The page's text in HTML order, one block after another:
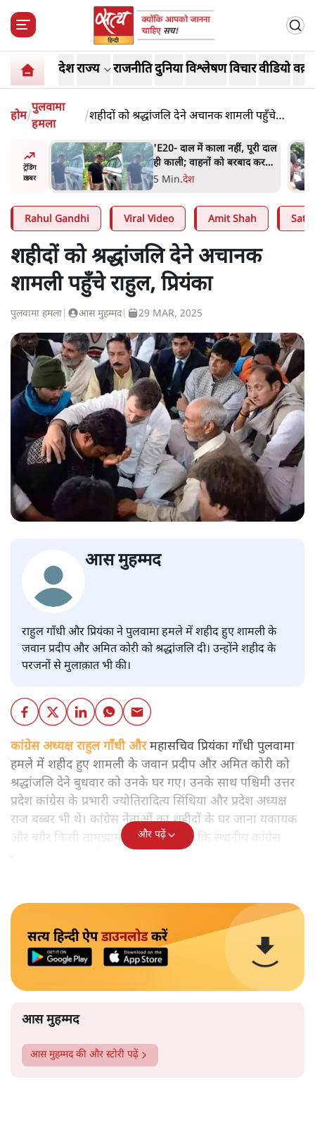
देशराज्य राजनीतिदुनियाविश्लेषणविचारवीडियो
होम/
पुलवामा
हमला
/शहीदों को श्रद्धांजलि देने अचानक शामली पहुँचे
ट्रेंडिंग
ख़बर
'E20- दाल में काला नहीं, पूरी दाल
ही काली; वाहनों को बरबाद कर
रहा है इथेनॉल': राहुल
5 Min.देश
Rahul Gandhi Viral Video Amit Shah
शहीदों को श्रद्धांजलि देने अचानक
शामली पहुँचे राहुल, प्रियंका
पुलवामा हमला आस मुहम्मद| 29 MAR, 2025
आस मुहम्मद
राहुल गाँधी और प्रियंका ने पुलवामा हमले में शहीद हुए शामली के
जवान प्रदीप और अमित कोरी को श्रद्धांजलि दी। उन्होंने शहीद के
परजनों से मुलाक़ात भी की।
कांग्रेस अध्यक्ष राहुल गाँधी औरमहासचिव प्रियंका गाँधी पुलवामा
हमले में शहीद हुए शामली के जवान प्रदीप और अमित कोरी को
श्रद्धांजलि देने बुधवार को उनके घर गए। उनके साथ पश्चिमी उत्तर
प्रदेश कांग्रेस के प्रभारी ज्योतिरादित्य सिंधिया और प्रदेश अध्यक्ष
राज बब्बर भी थे। कांग्रेस नेताओं का शहीदों के घर जाना यकायक
और बग़ैर किसी तामझाम के था, यहाँ तक कि स्थानीय कांग्रेस
नेताओं को भी इसकी जानकारी नहीं थी।
और पढ़ें
सत्य हिन्दी ऐपडाउनलोडकरें
आस मुहम्मद
आस मुहम्मदकी और स्टोरी पढ़ें